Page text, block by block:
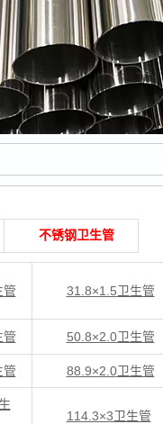
不锈钢卫生管
管 31.8×1.5卫生管
管 50.8×2.0卫生管
管 88.9×2.0卫生管
114.3×3卫生管